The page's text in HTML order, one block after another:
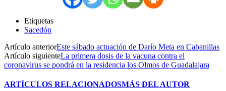
Etiquetas
Sacedón
Artículo anteriorEste sábado actuación de Darío Meta en Cabanillas
Artículo siguienteLa primera dosis de la vacuna contra el
coronavirus se pondrá en la residencia los Olmos de Guadalajara
ARTÍCULOS RELACIONADOSMÁS DEL AUTOR